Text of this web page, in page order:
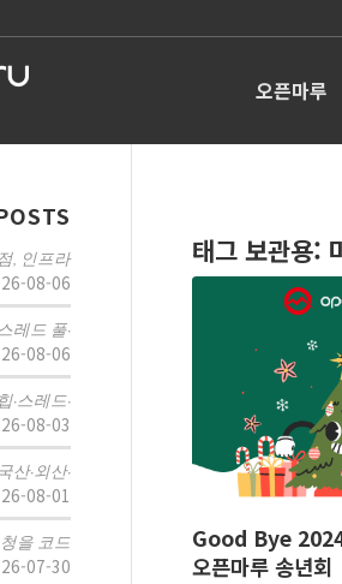
오픈마루
태그 보관용:
Good Bye
오픈마루 송년회
, 인프라
08-06
레드 풀·
08-06
·스레드·
08-03
산·외산·
08-01
을 코드
07-30